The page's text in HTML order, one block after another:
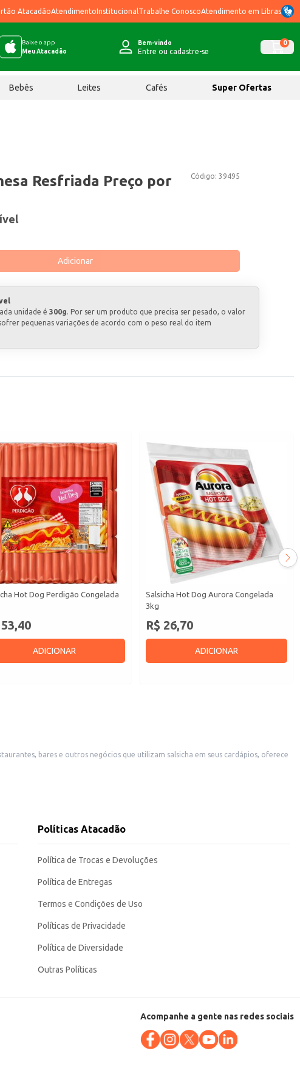
AtacadãoAtendimentoInstitucional Trabalhe ConoscoAtendimento em Libras
Baixe o app
Meu Atacadão
Bem-vindo
Entre ou cadastre-se
0
Bebês Leites Cafés Super Ofertas
Código: 39495
Resfriada Preço por
Adicionar
unidade é 300g. Por ser um produto que precisa ser pesado, o valor
pequenas variações de acordo com o peso real do item
Hot Dog Perdigão Congelada
ADICIONAR
Salsicha Hot Dog Aurora Congelada
3kg
R$ 26,70
ADICIONAR
Políticas Atacadão
Política de Trocas e Devoluções
Política de Entregas
Termos e Condições de Uso
Políticas de Privacidade
Política de Diversidade
Outras Políticas
Acompanhe a gente nas redes sociais